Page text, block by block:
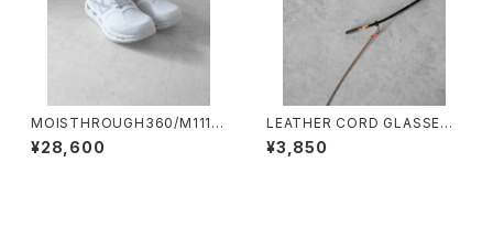
MOISTHROUGH360/M1110
W#3/特許取得・通気防水シス
テム採用”モイスルー360"全天
¥28,600
LEATHER CORD GLASSES
HOLDER/2028#1/レザーコー
ドグラスホルダー
¥3,850